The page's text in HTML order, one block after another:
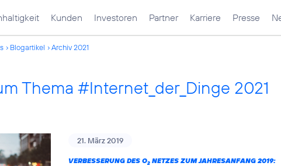
Kunden Investoren Partner Karriere Presse
Blogartikel Archiv 2021
Thema #Internet_der_Dinge 2021
21. März 2019
VERBESSERUNG DES O2 NETZES ZUM JAHRESANFANG 2019: